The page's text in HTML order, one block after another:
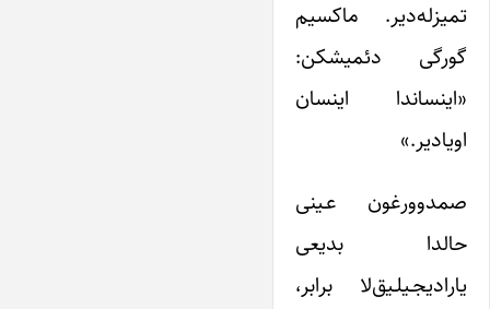
تمیزله‌دیر. ماکسیم
گورگی دئمیشکن:
«اینساندا اینسان
اویادیر.»
صمدوورغون عـینی
حالدا بدیعی
یارادیجـیلـیق‌لا برابر،